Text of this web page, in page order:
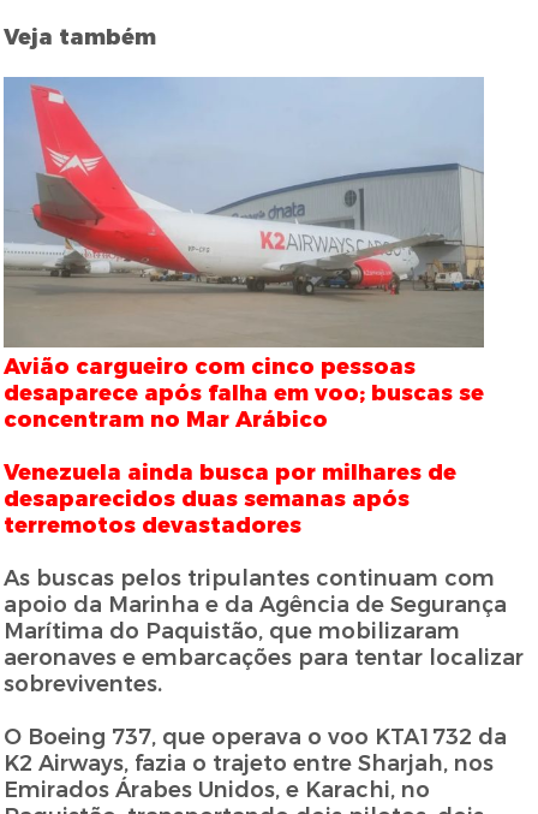
Veja também
Avião cargueiro com cinco pessoas
desaparece após falha em voo; buscas se
concentram no Mar Arábico
Venezuela ainda busca por milhares de
desaparecidos duas semanas após
terremotos devastadores
As buscas pelos tripulantes continuam com
apoio da Marinha e da Agência de Segurança
Marítima do Paquistão, que mobilizaram
aeronaves e embarcações para tentar localizar
sobreviventes.
O Boeing 737, que operava o voo KTA1732 da
K2 Airways, fazia o trajeto entre Sharjah, nos
Emirados Árabes Unidos, e Karachi, no